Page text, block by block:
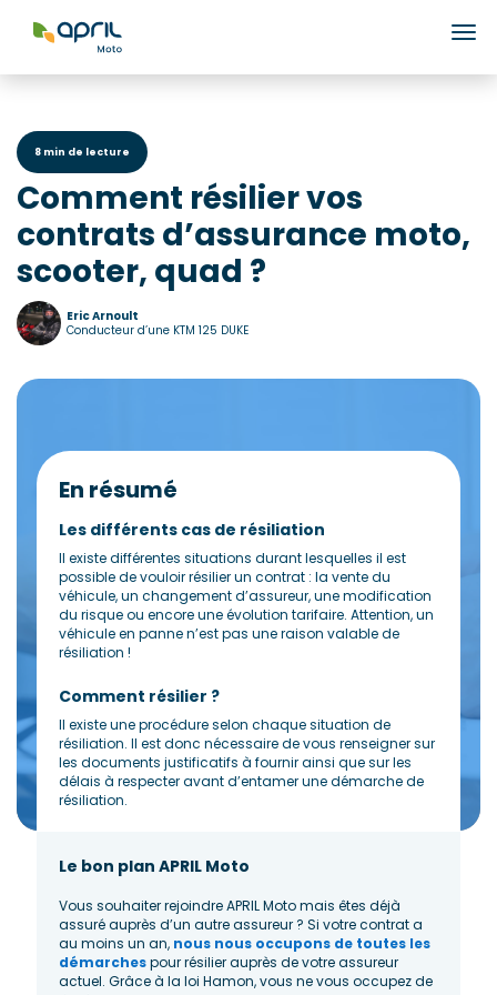
8 min de lecture
Comment résilier vos
contrats d’assurance moto,
scooter, quad ?
Eric Arnoult
Conducteur d’une KTM 125 DUKE
En résumé
Les différents cas de résiliation
Il existe différentes situations durant lesquelles il est
possible de vouloir résilier un contrat : la vente du
véhicule, un changement d’assureur, une modification
du risque ou encore une évolution tarifaire. Attention, un
véhicule en panne n’est pas une raison valable de
résiliation !
Comment résilier ?
Il existe une procédure selon chaque situation de
résiliation. Il est donc nécessaire de vous renseigner sur
les documents justificatifs à fournir ainsi que sur les
délais à respecter avant d’entamer une démarche de
résiliation.
Le bon plan APRIL Moto
Vous souhaiter rejoindre APRIL Moto mais êtes déjà
assuré auprès d’un autre assureur ? Si votre contrat a
au moins un an, nous nous occupons de toutes les
démarchespour résilier auprès de votre assureur
actuel. Grâce à la loi Hamon, vous ne vous occupez de